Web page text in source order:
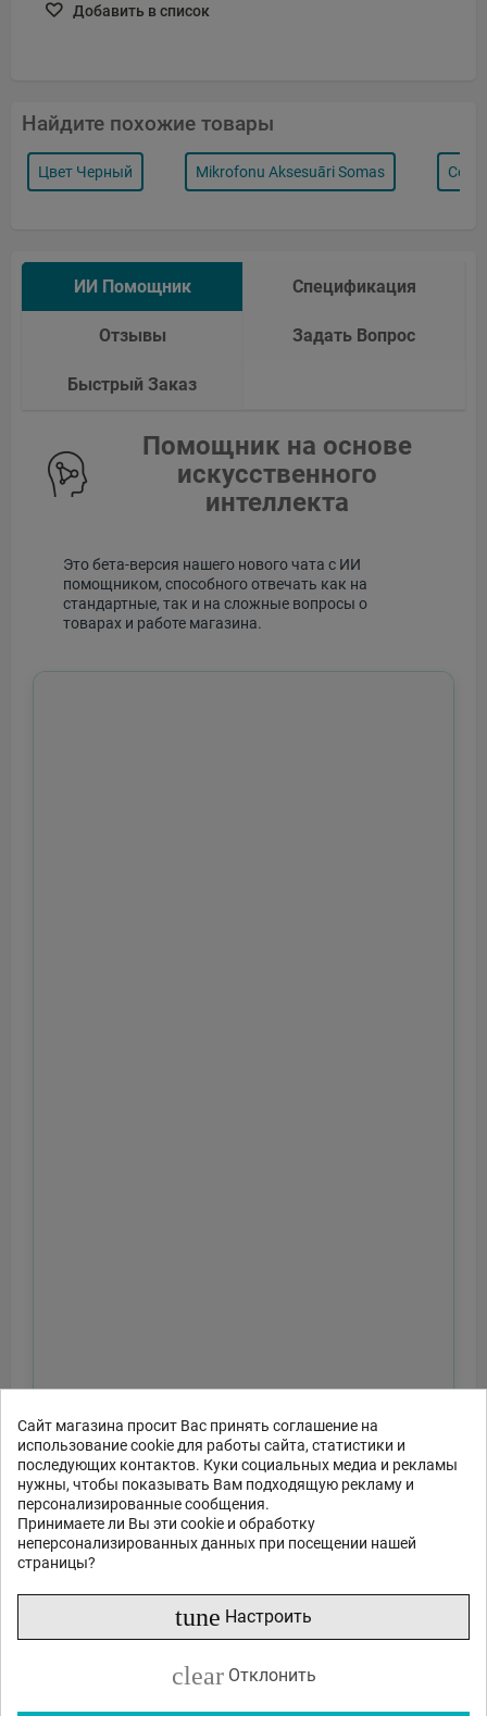
Сайт магазина просит Вас принять соглашение на
использование cookie для работы сайта, статистики и
последующих контактов. Куки социальных медиа и рекламы
нужны, чтобы показывать Вам подходящую рекламу и
персонализированные сообщения.
Принимаете ли Вы эти cookie и обработку
неперсонализированных данных при посещении нашей
страницы?
tune Настроить
clear Отклонить
Добавить в список
Найдите похожие товары
Цвет Черный Mikrofonu Aksesuāri Somas
ИИ Помощник Спецификация
Отзывы Задать Вопрос
Быстрый Заказ
Помощник на основе
искусственного
интеллекта
Это бета-версия нашего нового чата с ИИ
помощником, способного отвечать как на
стандартные, так и на сложные вопросы о
товарах и работе магазина.